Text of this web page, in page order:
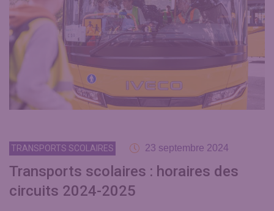
TRANSPORTS SCOLAIRES 23 septembre 2024
Transports scolaires : horaires des
circuits 2024-2025